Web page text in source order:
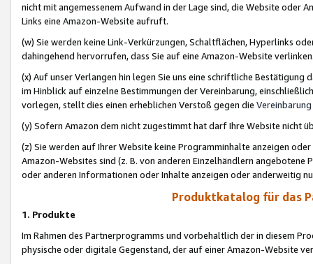
nicht mit angemessenem Aufwand in der Lage sind, die Website oder
Links eine Amazon-Website aufruft.
(w) Sie werden keine Link-Verkürzungen, Schaltflächen, Hyperlinks
dahingehend hervorrufen, dass Sie auf eine Amazon-Website
(x) Auf unser Verlangen hin legen Sie uns eine schriftliche
im Hinblick auf einzelne Bestimmungen der Vereinbarung,
vorlegen, stellt dies einen erheblichen Verstoß gegen die Vereinbarung
(y) Sofern Amazon dem nicht zugestimmt hat darf Ihre Website nicht
(z) Sie werden auf Ihrer Website keine Programminhalte anzeigen
Amazon-Websites sind (z. B. von anderen Einzelhändlern
oder anderen Informationen oder Inhalte anzeigen oder anderweitig
Produktkatalog für das
1. Produkte
Im Rahmen des Partnerprogramms und vorbehaltlich der in diesem
physische oder digitale Gegenstand, der auf einer Amazon-Website